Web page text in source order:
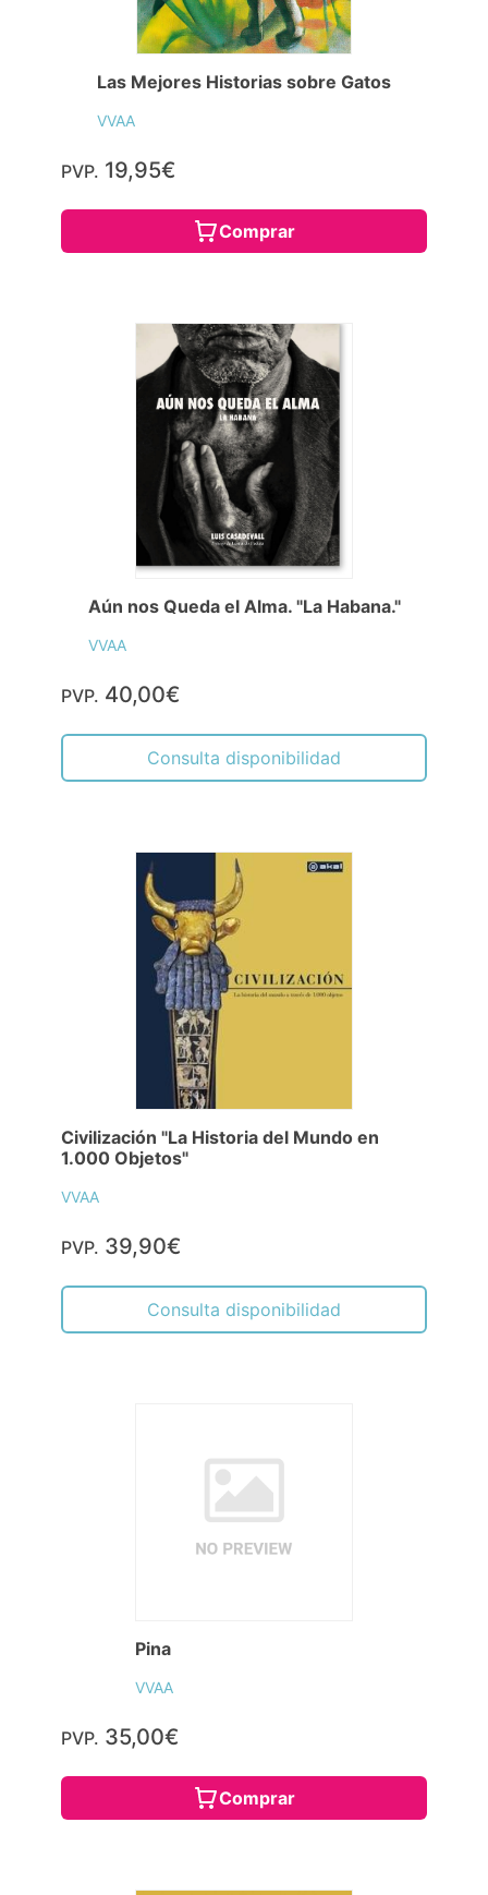
Las Mejores Historias sobre Gatos
VVAA
PVP. 19,95€
Comprar
Aún nos Queda el Alma. "La Habana."
VVAA
PVP. 40,00€
Consulta disponibilidad
Civilización "La Historia del Mundo en
1.000 Objetos"
VVAA
PVP. 39,90€
Consulta disponibilidad
Pina
VVAA
PVP. 35,00€
Comprar